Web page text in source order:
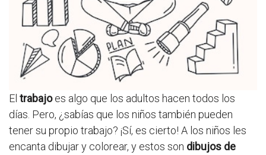
El trabajoes algo que los adultos hacen todos los
días. Pero, ¿sabías que los niños también pueden
tener su propio trabajo? ¡Sí, es cierto! A los niños les
encanta dibujar y colorear, y estos son dibujos de